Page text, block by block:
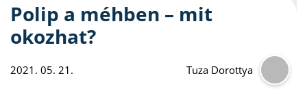
Polip a méhben – mit
okozhat?
2021. 05. 21. Tuza Dorottya